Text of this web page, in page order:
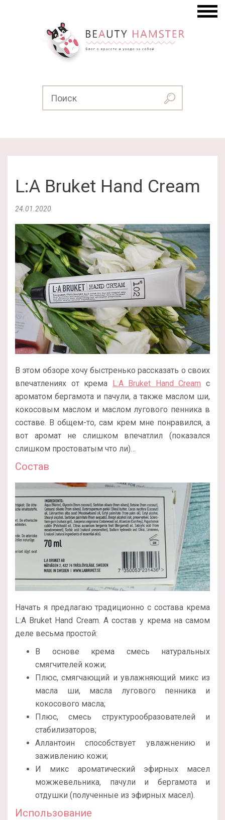
L:A Bruket Hand Cream
24.01.2020
В этом обзоре хочу быстренько рассказать о своих
впечатлениях от крема
L:A Bruket Hand Cream с
ароматом бергамота и пачули, а также маслом ши,
кокосовым маслом и маслом лугового пенника в
составе. В общем-то, сам крем мне понравился, а
вот аромат не слишком впечатлил (показался
слишком простоватым что ли)…
Состав
Начать я предлагаю традиционно с состава крема
L:A Bruket Hand Cream. А состав у крема на самом
деле весьма простой:
В основе крема смесь натуральных
смягчителей кожи;
Плюс, смягчающий и увлажняющий микс из
масла ши, масла лугового пенника и
кокосового масла;
Плюс, смесь структурообразователей и
стабилизаторов;
Аллантоин способствует увлажнению и
заживлению кожи;
И микс ароматический эфирных масел
можжевельника, пачули и бергамота и
отдушки (полученные из эфирных масел).
Использование